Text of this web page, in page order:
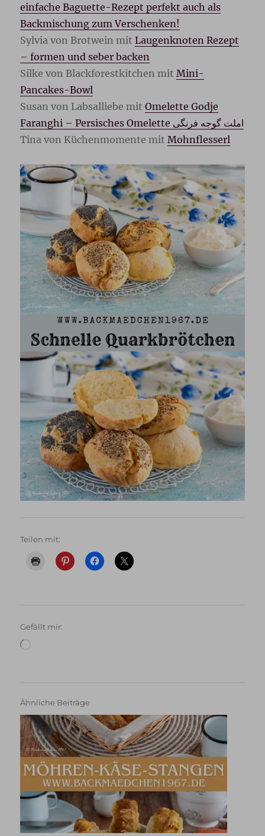
einfache Baguette-Rezept perfekt auch als
Backmischung zum Verschenken!
Sylvia von Brotwein mitLaugenknoten Rezept
– formen und seber backen
Silke von Blackforestkitchen mit Mini-
Pancakes-Bowl
Susan von Labsalliebe mitOmelette Godje
Faranghi – Persisches Omelette املت گوجه فرنگی
Tina von Küchenmomente mit Mohnflesserl
Teilen mit:
Gefällt mir:
Ähnliche Beiträge